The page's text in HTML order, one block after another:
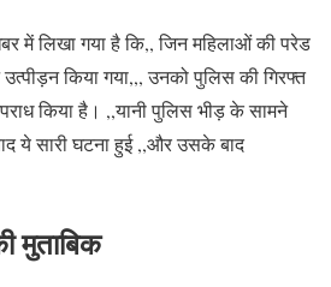
में लिखा गया है कि,, जिन महिलाओं की परेड
किया गया,,, उनको पुलिस की गिरफ्त
किया है। ,,यानी पुलिस भीड़ के सामने
ये सारी घटना हुई ,,और उसके बाद
मुताबिक